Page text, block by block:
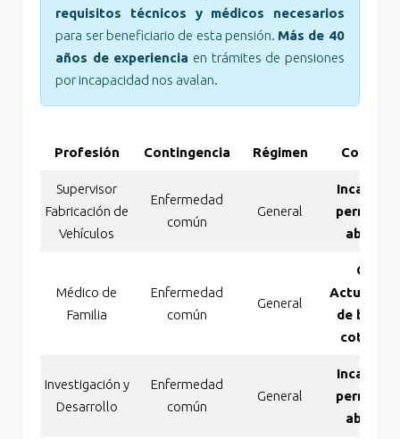
requisitos técnicos y médicos necesarios
para ser beneficiario de esta pensión. Más de 40
años de experiencia en trámites de pensiones
por incapacidad nos avalan.
Profesión Contingencia Régimen
Supervisor
Fabricación de
Vehículos
Enfermedad
común
General
Médico de
Familia
Enfermedad
común
General
Otras
de bases
Investigación y
Desarrollo
Enfermedad
común
General